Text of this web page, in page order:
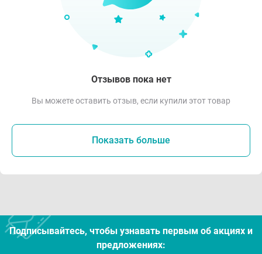
Отзывов пока нет
Вы можете оставить отзыв, если купили этот товар
Показать больше
Подписывайтесь, чтобы узнавать первым об акцияx и
предложениях: